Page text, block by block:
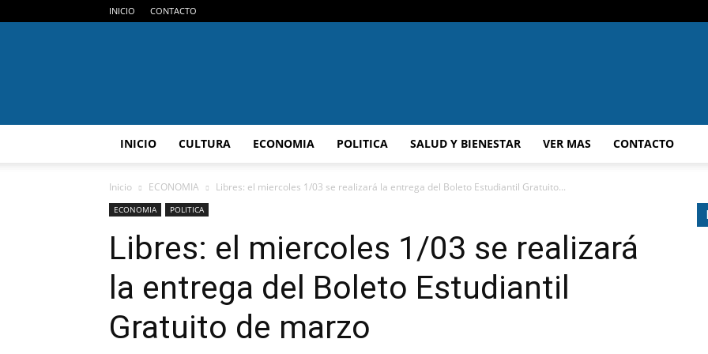
INICIO CONTACTO
A.F.N
INICIO CULTURA ECONOMIA POLITICA SALUD Y BIENESTAR VER MAS CONTACTO
Inicio ECONOMIA Libres: el miercoles 1/03 se realizará la entrega del Boleto Estudiantil Gratuito...
ECONOMIA POLITICA
Libres: el miercoles 1/03 se realizará
la entrega del Boleto Estudiantil
Gratuito de marzo